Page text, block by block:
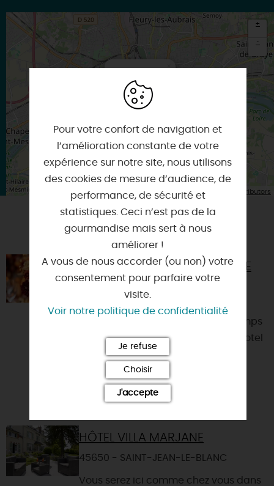
ORLEANS
+
-
| Map data © OpenStreetMap contributors
VOUS AIMEREZ AUSSI
LES ATELIERS DE LA DEMEURE DE
CAMPAGNE
45071 - ORLEANS
Offrez-vous un moment hors du temps
à la Demeure de Campagne – Novotel
Orléans. Dans une ambiance
chaleureuse au cœur de la natu...
HÔTEL VILLA MARJANE
45650 - SAINT-JEAN-LE-BLANC
Vous serez ici comme chez vous dans
Pour votre confort de navigation et
l’amélioration constante de votre
expérience sur notre site, nous utilisons
des cookies de mesure d’audience, de
performance, de sécurité et
statistiques. Ceci n’est pas de la
gourmandise mais sert à nous
améliorer !
A vous de nous accorder (ou non) votre
consentement pour parfaire votre
visite.
Voir notre politique de confidentialité
Je refuse
Choisir
J'accepte